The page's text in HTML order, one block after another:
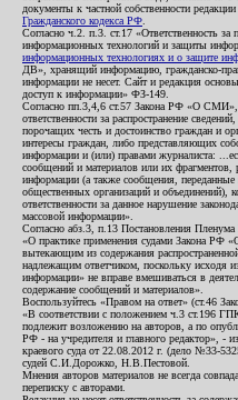
документы к частной собственности
Гражданского кодекса РФ
Согласно ч.2. п.3. ст.17 «Ответственность
информационных технологий и защиты
информационных технологиях и о защите
ДВ», хранящий информацию, гражданско-
информации не несет. Сайт и редакция
доступ к информации» ФЗ-149.
Согласно пп.3,4,6 ст.57 Закона РФ «О СМИ»,
ответственности за распространение
порочащих честь и достоинство граждан и
интересы граждан, либо представляющих
информации и (или) правами журналиста:
сообщений и материалов или их фрагментов,
информации (а также сообщения, переданные
общественных организаций и объединений),
ответственности за данное нарушение
массовой информации».
Согласно абз.3, п.13 Постановления
«О практике применения судами Закона РФ
вытекающим из содержания
надлежащим ответчиком, поскольку исходя
информации» не вправе вмешиваться в
содержание сообщений и материалов».
Воспользуйтесь «Правом на ответ» (ст.46
«В соответствии с положением ч.3 ст.196
подлежит возложению на авторов, а по
РФ - на учредителя и главного редактор», -
краевого суда от 22.08.2012 г. (дело №33-
судей С.И.Дорожко, Н.В.Пестовой.
Мнения авторов материалов не всегда
переписку с авторами.